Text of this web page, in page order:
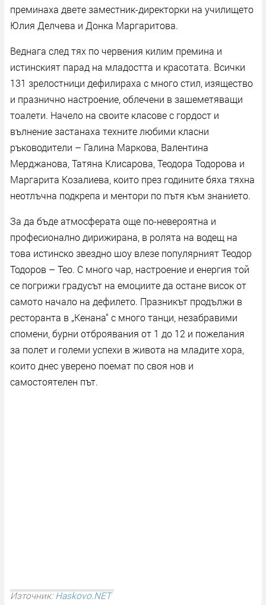
преминаха двете заместник-директорки на училището
Юлия Делчева и Донка Маргаритова.
Веднага след тях по червения килим премина и
истинският парад на младостта и красотата. Всички
131 зрелостници дефилираха с много стил, изящество
и празнично настроение, облечени в зашеметяващи
тоалети. Начело на своите класове с гордост и
вълнение застанаха техните любими класни
ръководители – Галина Маркова, Валентина
Мерджанова, Татяна Клисарова, Теодора Тодорова и
Маргарита Козалиева, които през годините бяха тяхна
неотлъчна подкрепа и ментори по пътя към знанието.
За да бъде атмосферата още по-невероятна и
професионално дирижирана, в ролята на водещ на
това истинско звездно шоу влезе популярният Теодор
Тодоров – Тео. С много чар, настроение и енергия той
се погрижи градусът на емоциите да остане висок от
самото начало на дефилето. Празникът продължи в
ресторанта в „Кенана“ с много танци, незабравими
спомени, бурни отброявания от 1 до 12 и пожелания
за полет и големи успехи в живота на младите хора,
които днес уверено поемат по своя нов и
самостоятелен път.
Източник:Haskovo.NET